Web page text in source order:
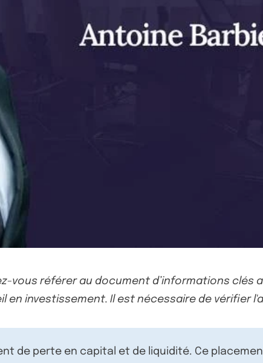
vous référer au document d’informations
en investissement. Il est nécessaire de
de perte en capital et de liquidité. Ce